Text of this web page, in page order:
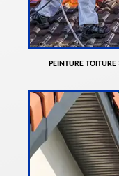
PEINTURE TOITURE